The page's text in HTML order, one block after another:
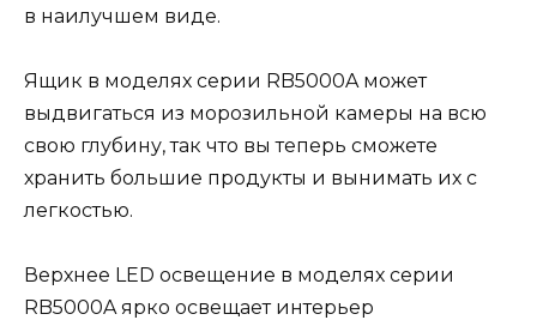
в наилучшем виде.
Ящик в моделях серии RB5000A может
выдвигаться из морозильной камеры на всю
свою глубину, так что вы теперь сможете
хранить большие продукты и вынимать их с
легкостью.
Верхнее LED освещение в моделях серии
RB5000A ярко освещает интерьер